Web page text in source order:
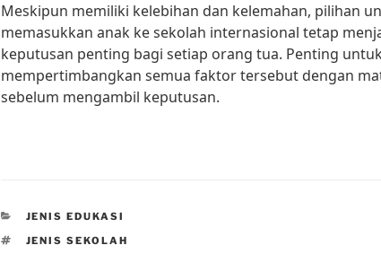
Meskipun memiliki kelebihan dan kelemahan, pilihan
memasukkan anak ke sekolah internasional tetap
keputusan penting bagi setiap orang tua. Penting
mempertimbangkan semua faktor tersebut dengan
sebelum mengambil keputusan.
CATEGORIES
JENIS EDUKASI
TAGS
JENIS SEKOLAH